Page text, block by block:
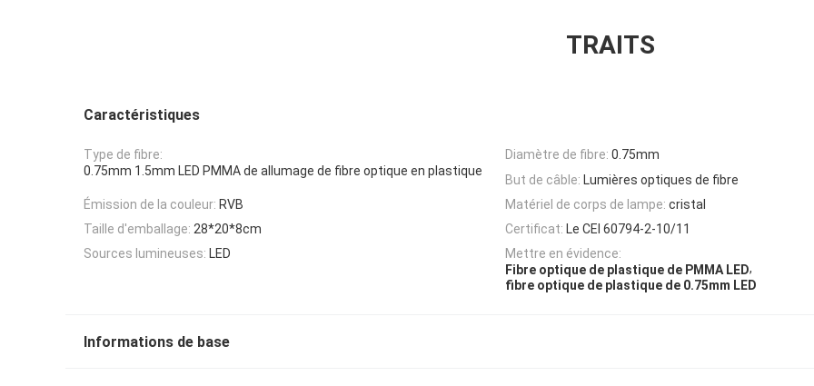
TRAITS
Caractéristiques
Type de fibre:
0.75mm 1.5mm LED PMMA de allumage de fibre optique en plastique
Diamètre de fibre: 0.75mm
But de câble: Lumières optiques de fibre
Émission de la couleur: RVB Matériel de corps de lampe: cristal
Taille d'emballage: 28*20*8cm Certificat: Le CEI 60794-2-10/11
Sources lumineuses: LED
Mettre en évidence:
Fibre optique de plastique de PMMA LED,
fibre optique de plastique de 0.75mm LED
Informations de base